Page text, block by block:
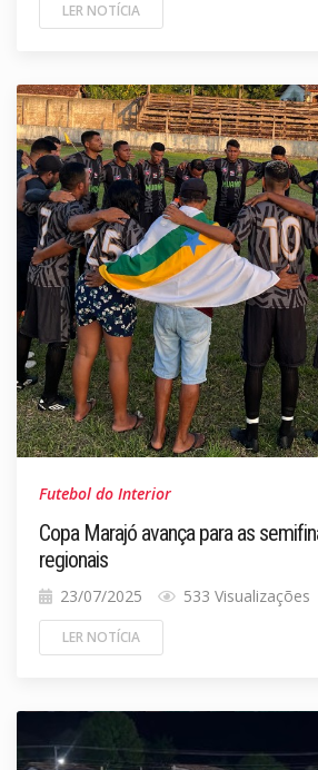
LER NOTÍCIA
Futebol do Interior
Copa Marajó avança para as
regionais
23/07/2025 533 Visualizações
LER NOTÍCIA